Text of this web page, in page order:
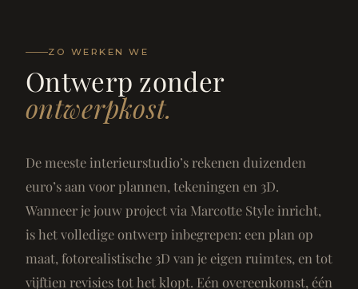
ZO WERKEN WE
Ontwerp zonder
ontwerpkost.
De meeste interieurstudio’s rekenen duizenden
euro’s aan voor plannen, tekeningen en 3D.
Wanneer je jouw project via Marcotte Style inricht,
is het volledige ontwerp inbegrepen: een plan op
maat, fotorealistische 3D van je eigen ruimtes, en tot
vijftien revisies tot het klopt. Eén overeenkomst, één